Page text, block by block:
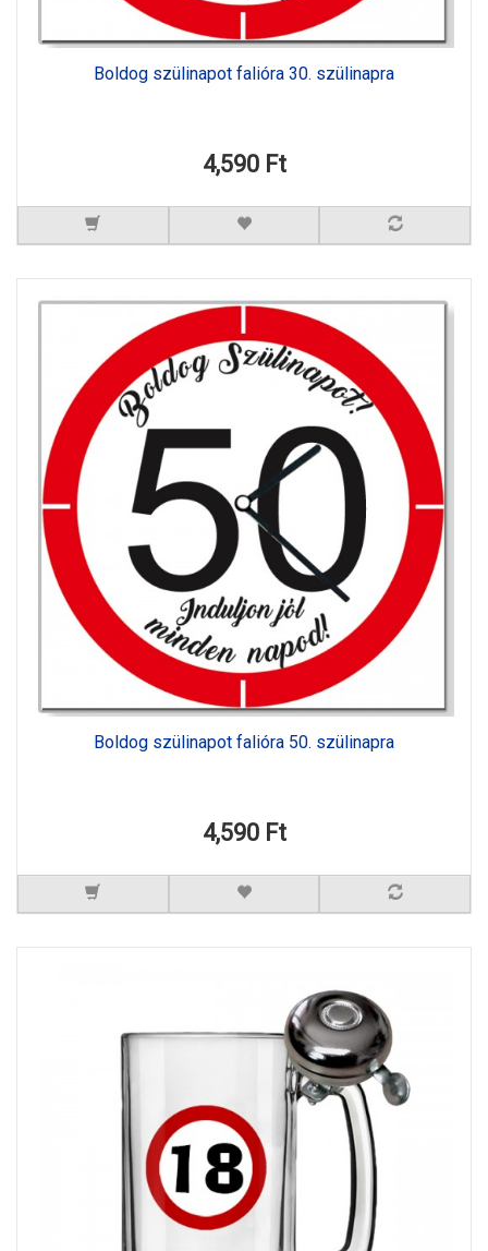
Boldog szülinapot falióra 30. szülinapra
4,590 Ft
Boldog szülinapot falióra 50. szülinapra
4,590 Ft